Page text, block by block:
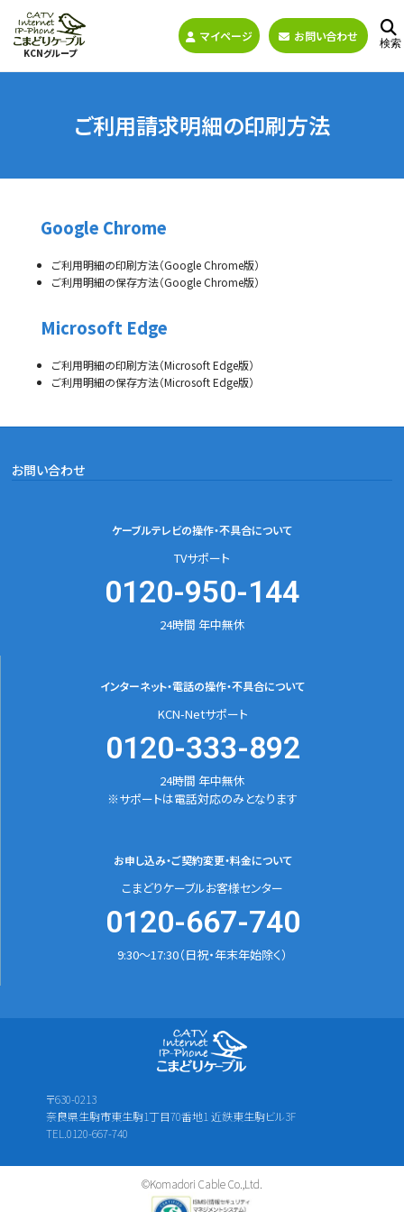
KCNグループ
マイページ お問い合わせ 検索
ご利用請求明細の印刷方法
Google Chrome
ご利用明細の印刷方法（Google Chrome版）
ご利用明細の保存方法（Google Chrome版）
Microsoft Edge
ご利用明細の印刷方法（Microsoft Edge版）
ご利用明細の保存方法（Microsoft Edge版）
お問い合わせ
ケーブルテレビの操作・不具合について
TVサポート
0120-950-144
24時間 年中無休
インターネット・電話の操作・不具合について
KCN-Netサポート
0120-333-892
24時間 年中無休
※サポートは電話対応のみとなります
お申し込み・ご契約変更・料金について
こまどりケーブルお客様センター
0120-667-740
9:30～17:30（日祝・年末年始除く）
〒630-0213
奈良県生駒市東生駒1丁目70番地1 近鉄東生駒ビル3F
TEL.0120-667-740
©Komadori Cable Co.,Ltd.